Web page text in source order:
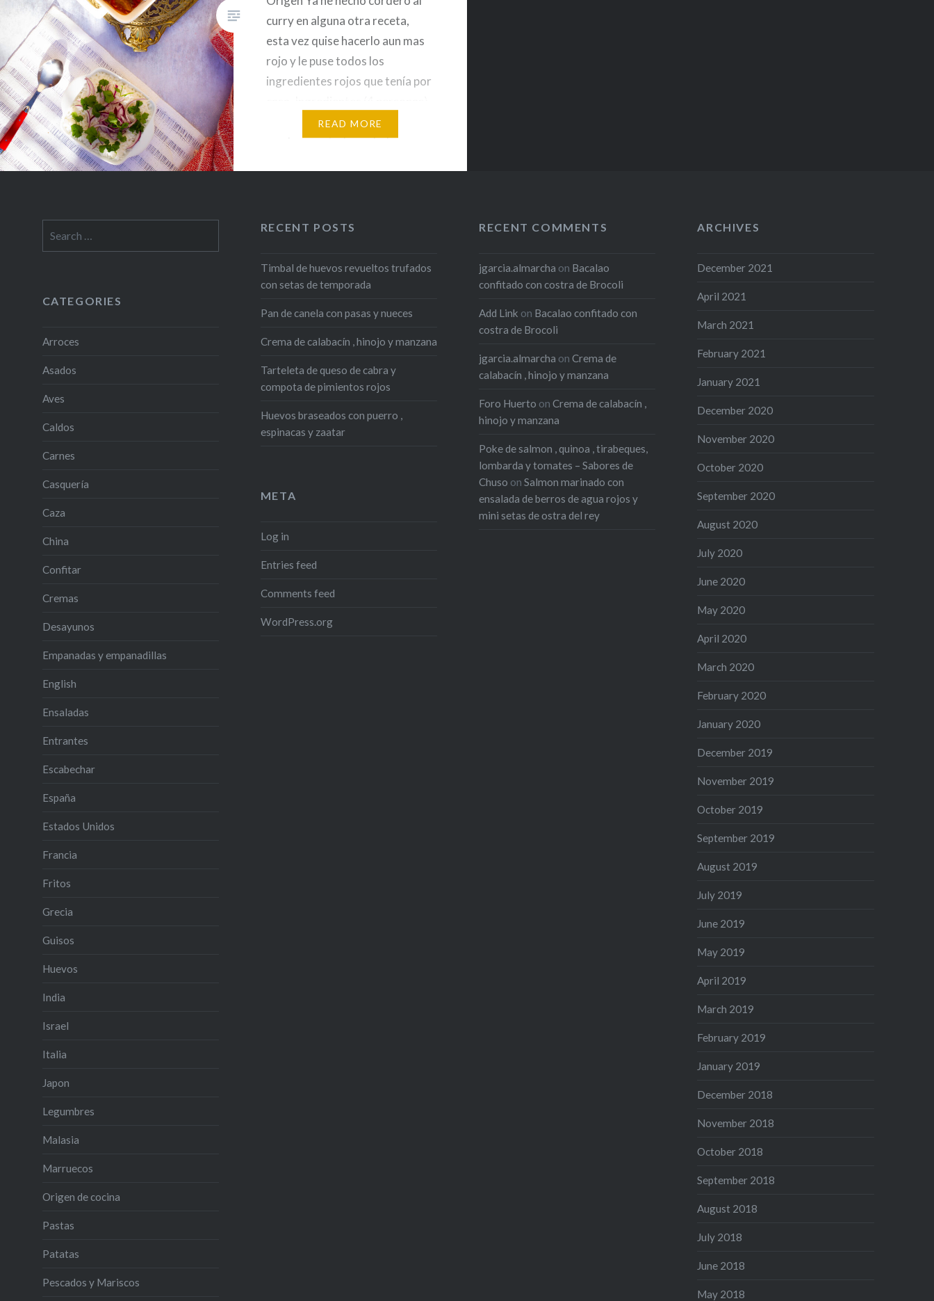
curry en alguna otra receta,
esta vez quise hacerlo aun mas
rojo y le puse todos los
ingredientes rojos que tenía por
750 gr de carne de pierna de
cordero cortada en dados
READ MORE
for:
RECENT POSTS
Timbal de huevos revueltos trufados
con setas de temporada
Pan de canela con pasas y nueces
Crema de calabacín , hinojo y manzana
Tarteleta de queso de cabra y
compota de pimientos rojos
Huevos braseados con puerro ,
espinacas y zaatar
RECENT COMMENTS
jgarcia.almarcha on Bacalao
confitado con costra de Brocoli
Add Link on Bacalao confitado con
costra de Brocoli
jgarcia.almarcha onCrema de
calabacín , hinojo y manzana
Foro Huerto onCrema de calabacín ,
hinojo y manzana
Poke de salmon , quinoa , tirabeques,
lombarda y tomates – Sabores de
Chuso onSalmon marinado con
ensalada de berros de agua rojos y
mini setas de ostra del rey
ARCHIVES
December 2021
April 2021
March 2021
February 2021
January 2021
December 2020
November 2020
October 2020
September 2020
August 2020
July 2020
June 2020
May 2020
April 2020
March 2020
February 2020
January 2020
December 2019
November 2019
October 2019
September 2019
August 2019
July 2019
June 2019
May 2019
April 2019
March 2019
February 2019
January 2019
December 2018
November 2018
October 2018
September 2018
August 2018
July 2018
June 2018
May 2018
CATEGORIES
Arroces
Asados
Aves
Caldos
Carnes
Casquería
Caza
China
Confitar
Cremas
Desayunos
Empanadas y empanadillas
English
Ensaladas
Entrantes
Escabechar
España
Estados Unidos
Francia
Fritos
Grecia
Guisos
Huevos
India
Israel
Italia
Japon
Legumbres
Malasia
Marruecos
Origen de cocina
Pastas
Patatas
Pescados y Mariscos
META
Log in
Entries feed
Comments feed
WordPress.org